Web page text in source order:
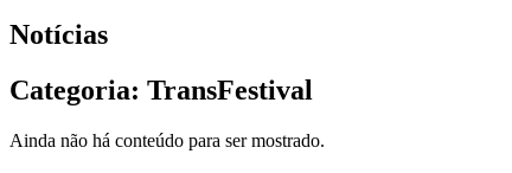
Notícias
Categoria: TransFestival
Ainda não há conteúdo para ser mostrado.